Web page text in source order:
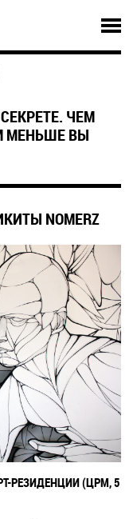
ЧЕМ
МЕНЬШЕ ВЫ
NOMERZ
РЕЗИДЕНЦИИ (ЦРМ, 5